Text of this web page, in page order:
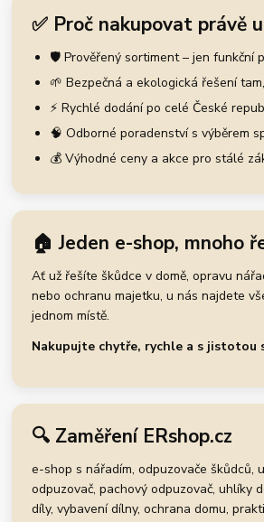
✅ Proč nakupovat právě
🛡️ Prověřený sortiment – jen funkční
🌱 Bezpečná a ekologická řešení
⚡ Rychlé dodání po celé České
🧠 Odborné poradenství s výběrem
💰 Výhodné ceny a akce pro stálé
🏠 Jeden e-shop, mnoho
Ať už řešíte škůdce v domě, opravu
nebo ochranu majetku, u nás najdete
jednom místě.
Nakupujte chytře, rychle a s jistotou
🔍 Zaměření ERshop.cz
e-shop s nářadím, odpuzovače škůdců,
odpuzovač, pachový odpuzovač, uhlíky
díly, vybavení dílny, ochrana domu,